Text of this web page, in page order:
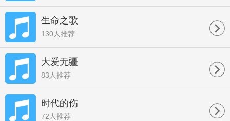
生命之歌
130人推荐
大爱无疆
83人推荐
时代的伤
72人推荐